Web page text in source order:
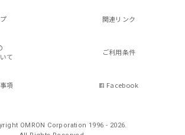
関連リンク
て
ご利用条件
項 Facebook
OMRON Corporation 1996 - 2026.